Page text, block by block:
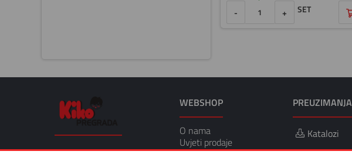
- + SET
WEBSHOP
O nama
Uvjeti prodaje
Osobni podatci i obrada
PREUZIMANJA
Katalozi